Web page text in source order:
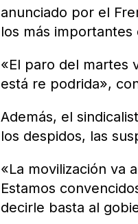
anunciado por el
los más
«El paro del martes
está re podrida»,
Además, el
los despidos, las
«La movilización va
Estamos
decirle basta al